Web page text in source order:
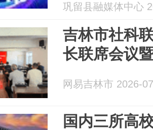
巩留县融媒体中心
吉林市社科
长联席会议
网易吉林市 2026-
国内三所高